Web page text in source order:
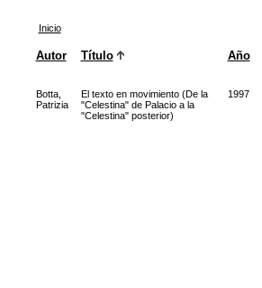
Inicio
Autor Título Año
Botta,
Patrizia
El texto en movimiento (De la
"Celestina" de Palacio a la
"Celestina" posterior)
1997